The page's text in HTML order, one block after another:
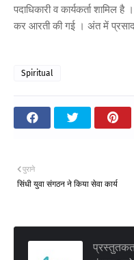
पदाधिकारी व कार्यकर्ता शामिल
कर आरती की गई । अंत में प्रसाद
Spiritual
पुराने
सिंधी युवा संगठन ने किया सेवा कार्य